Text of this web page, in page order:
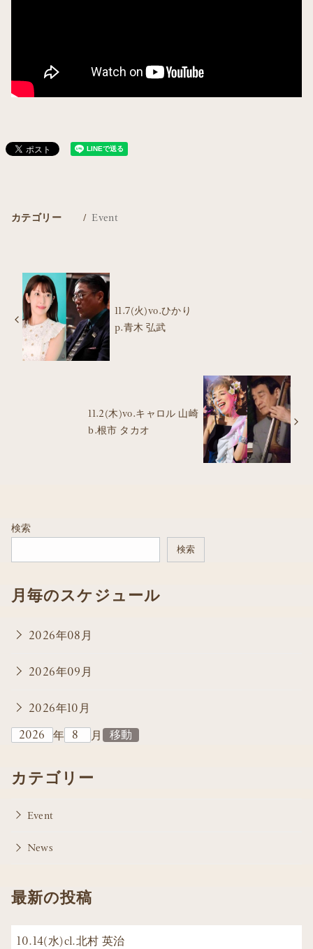
カテゴリー Event
11.7(火)vo.ひかり
p.青木 弘武
11.2(木)vo.キャロル 山崎
b.根市 タカオ
検索
検索
月毎のスケジュール
2026年08月
2026年09月
2026年10月
年
月
カテゴリー
Event
News
最新の投稿
10.14(水)cl.北村 英治